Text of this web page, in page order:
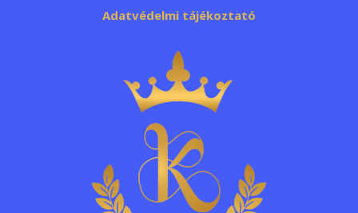
Adatvédelmi tájékoztató